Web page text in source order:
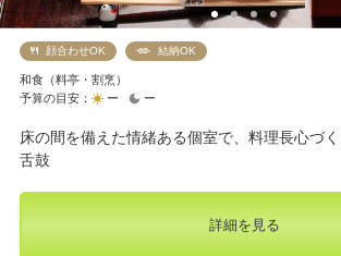
顔合わせOK 結納OK
和食（料亭・割烹）
予算の目安：
ー ー
床の間を備えた情緒ある個室で、料理長心づ
舌鼓
詳細を見る